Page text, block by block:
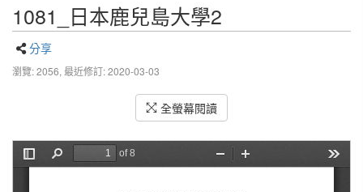
1081_日本鹿兒島大學2
分享
瀏覽: 2056, 最近修訂: 2020-03-03
全螢幕閱讀